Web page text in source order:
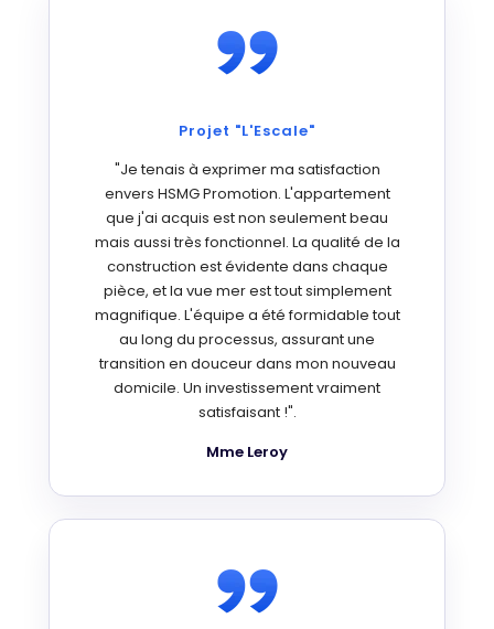
Projet "L'Escale"
"Je tenais à exprimer ma satisfaction
envers HSMG Promotion. L'appartement
que j'ai acquis est non seulement beau
mais aussi très fonctionnel. La qualité de la
construction est évidente dans chaque
pièce, et la vue mer est tout simplement
magnifique. L'équipe a été formidable tout
au long du processus, assurant une
transition en douceur dans mon nouveau
domicile. Un investissement vraiment
satisfaisant !".
Mme Leroy